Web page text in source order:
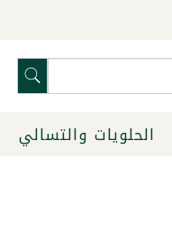
الحلويات والتسالي